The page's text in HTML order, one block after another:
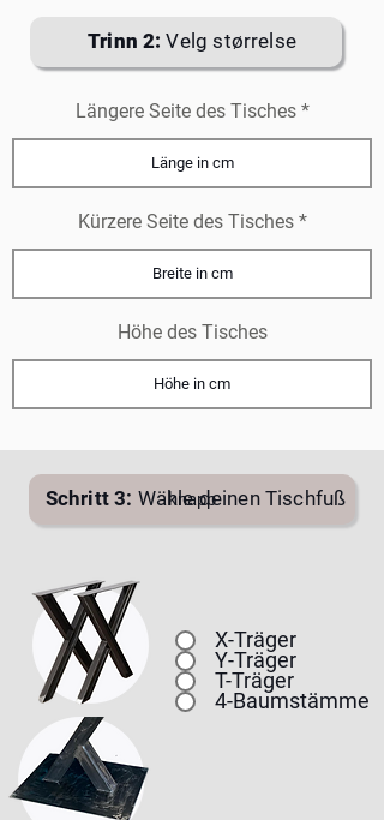
Trinn 2: Velg størrelse
Längere Seite des Tisches
Kürzere Seite des Tisches
Höhe des Tisches
knapp
Schritt 3: Wähle deinen Tischfuß
X-Träger
Y-Träger
T-Träger
4-Baumstämme